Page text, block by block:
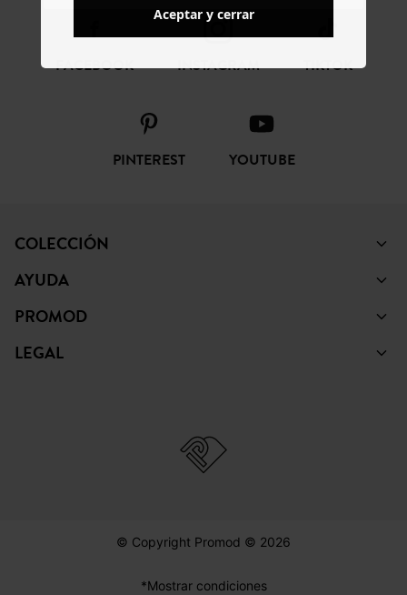
FACEBOOK INSTAGRAM TIKTOK
PINTEREST YOUTUBE
COLECCIÓN
AYUDA
PROMOD
LEGAL
© Copyright Promod © 2026
*Mostrar condiciones
Aceptar y cerrar